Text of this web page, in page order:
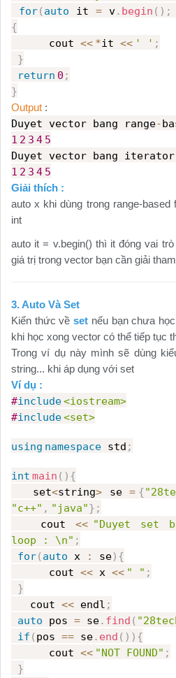
for( auto it= v. begin ();
{
cout << *it << ' ' ;
}
return 0 ;
}
Output :
Duyet vector bang range-
1 2 3 4 5
Duyet vector bang iterator
1 2 3 4 5
Giải thích :
auto x khi dùng trong range-
int
auto it = v.begin() thì it đóng vai
giá trị trong vector bạn cần giải
3. Auto Và Set
Kiến thức vềset nếu bạn chưa
khi học xong vector có thể tiếp tục
Trong ví dụ này mình sẽ dùng
string... khi áp dụng với set
Ví dụ :
#include<iostream>
#include<set>
using namespace std ;
int main (){
set<string> se = {
"c++" , "java"};
cout << "Duyet set
loop : \n" ;
for( auto x : se){
cout << x << " " ;
}
cout << endl ;
auto pos = se. find (
if ( pos == se. end ()){
cout << "NOT FOUND" ;
}